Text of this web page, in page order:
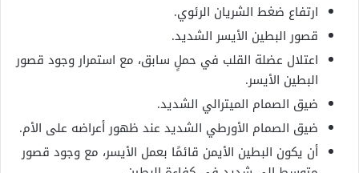
ارتفاع ضغط الشريان الرئوي.
قصور البطين الأيسر الشديد.
اعتلال عضلة القلب في حملٍ سابق، مع استمرار وجود قصور
البطين الأيسر.
ضيق الصمام الميترالي الشديد.
ضيق الصمام الأورطي الشديد عند ظهور أعراضه على الأم.
أن يكون البطين الأيمن قائمًا بعمل الأيسر، مع وجود قصور